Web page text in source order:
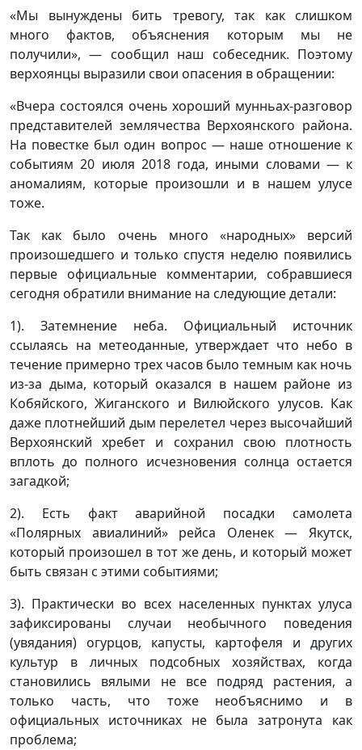
«Мы вынуждены бить тревогу, так как слишком
много фактов, объяснения которым мы не
получили», — сообщил наш собеседник. Поэтому
верхоянцы выразили свои опасения в обращении:
«Вчера состоялся очень хороший мунньах-разговор
представителей землячества Верхоянского района.
На повестке был один вопрос — наше отношение к
событиям 20 июля 2018 года, иными словами — к
аномалиям, которые произошли и в нашем улусе
тоже.
Так как было очень много «народных» версий
произошедшего и только спустя неделю появились
первые официальные комментарии, собравшиеся
сегодня обратили внимание на следующие детали:
1). Затемнение неба. Официальный источник
ссылаясь на метеоданные, утверждает что небо в
течение примерно трех часов было темным как ночь
из-за дыма, который оказался в нашем районе из
Кобяйского, Жиганского и Вилюйского улусов. Как
даже плотнейший дым перелетел через высочайший
Верхоянский хребет и сохранил свою плотность
вплоть до полного исчезновения солнца остается
загадкой;
2). Есть факт аварийной посадки самолета
«Полярных авиалиний» рейса Оленек — Якутск,
который произошел в тот же день, и который может
быть связан с этими событиями;
3). Практически во всех населенных пунктах улуса
зафиксированы случаи необычного поведения
(увядания) огурцов, капусты, картофеля и других
культур в личных подсобных хозяйствах, когда
становились вялыми не все подряд растения, а
только часть, что тоже необъяснимо и в
официальных источниках не была затронута как
проблема;